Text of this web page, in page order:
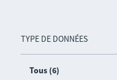
TYPE DE DONNÉES
Tous (6)